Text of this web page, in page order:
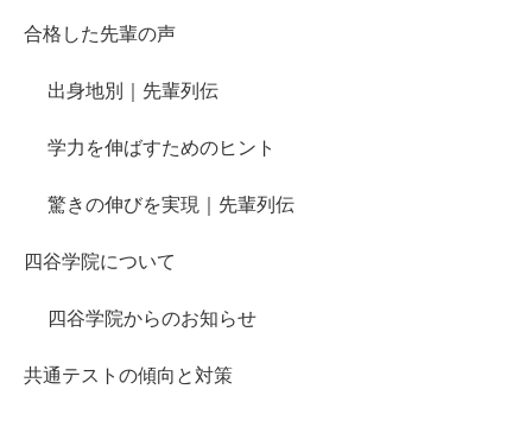
合格した先輩の声
出身地別｜先輩列伝
学力を伸ばすためのヒント
驚きの伸びを実現｜先輩列伝
四谷学院について
四谷学院からのお知らせ
共通テストの傾向と対策